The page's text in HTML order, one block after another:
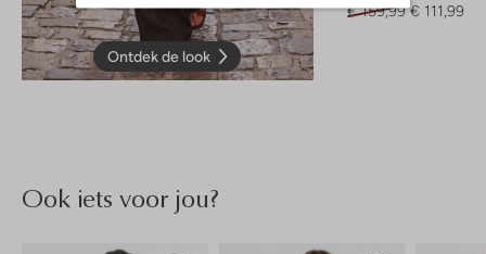
Ontdek de look
€ 159,99 € 111,99
Ook iets voor jou?